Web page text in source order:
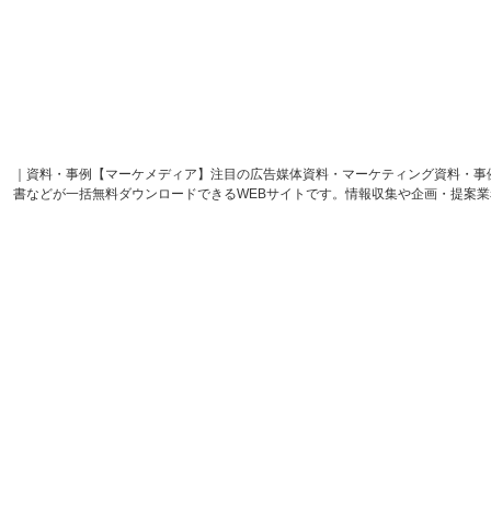
｜資料・事例【マーケメディア】注目の広告媒体資料・マーケティング資料・
書などが一括無料ダウンロードできるWEBサイトです。情報収集や企画・提案